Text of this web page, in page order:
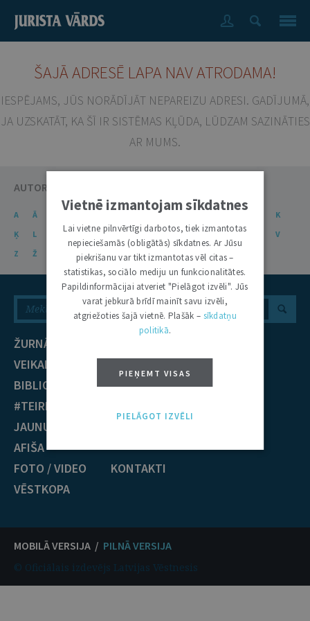
ŠAJĀ ADRESĒ LAPA NAV ATRODAMA!
IESPĒJAMS, JŪS NORĀDĪJĀT NEPAREIZU ADRESI. GADĪJUMĀ,
JA UZSKATĀT, KA ŠĪ IR SISTĒMAS KĻŪDA, LŪDZAM SAZINĀTIES
AR MUMS.
AUTORU KATALOGS
A Ā
K
Ķ
L M N Ņ O P R S Š T U
V
Z
Ž
ŽURNĀLS
VEIKALS
BIBLIOTĒKA
#TEIRDARBS
JAUNUMI
AFIŠA
FOTO / VIDEO
VĒSTKOPA
KONTAKTI
MOBILĀ VERSIJA / PILNĀ VERSIJA
© Oficiālais izdevējs Latvijas Vēstnesis
Vietnē izmantojam sīkdatnes
Lai vietne pilnvērtīgi darbotos, tiek izmantotas
nepieciešamās (obligātās) sīkdatnes. Ar Jūsu
piekrišanu var tikt izmantotas vēl citas –
statistikas, sociālo mediju un funkcionalitātes.
Papildinformācijai atveriet "Pielāgot izvēli". Jūs
varat jebkurā brīdī mainīt savu izvēli,
atgriežoties šajā vietnē. Plašāk – sīkdatņu
politikā.
PIEŅEMT VISAS
PIELĀGOT IZVĒLI